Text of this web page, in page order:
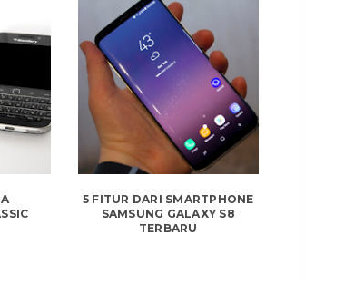
5 FITUR DARI SMARTPHONE
SAMSUNG GALAXY S8
TERBARU